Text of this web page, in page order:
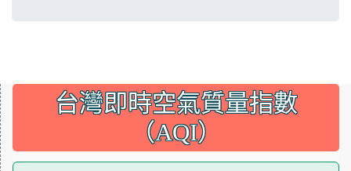
:::
台灣即時空氣質量指數
（AQI）